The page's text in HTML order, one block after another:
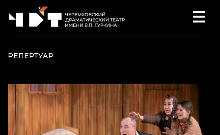
Перейти к содержимому
РЕПЕРТУАР